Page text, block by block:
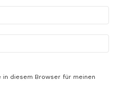
in diesem Browser für meinen